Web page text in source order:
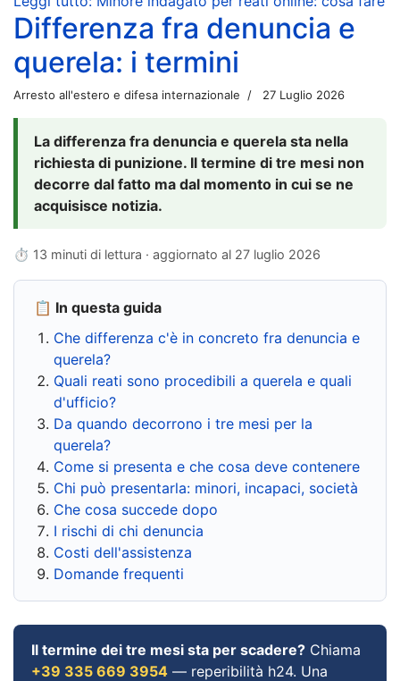
Differenza fra denuncia e
querela: i termini
Arresto all'estero e difesa internazionale 27 Luglio 2026
La differenza fra denuncia e querela sta nella
richiesta di punizione. Il termine di tre mesi non
decorre dal fatto ma dal momento in cui se ne
acquisisce notizia.
⏱ 13 minuti di lettura · aggiornato al 27 luglio 2026
📋 In questa guida
Che differenza c'è in concreto fra denuncia e
querela?
Quali reati sono procedibili a querela e quali
d'ufficio?
Da quando decorrono i tre mesi per la
querela?
Come si presenta e che cosa deve contenere
Chi può presentarla: minori, incapaci, società
Che cosa succede dopo
I rischi di chi denuncia
Costi dell'assistenza
Domande frequenti
Il termine dei tre mesi sta per scadere? Chiama
+39 335 669 3954 — reperibilità h24. Una